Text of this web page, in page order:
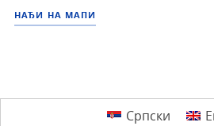
НАЂИ НА МАПИ
Српски